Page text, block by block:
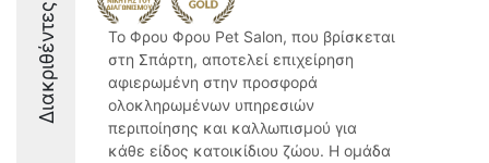
Διακριθέντες
Το Φρου Φρου Pet Salon, που βρίσκεται
στη Σπάρτη, αποτελεί επιχείρηση
αφιερωμένη στην προσφορά
ολοκληρωμένων υπηρεσιών
περιποίησης και καλλωπισμού για
κάθε είδος κατοικίδιου ζώου. Η ομάδα